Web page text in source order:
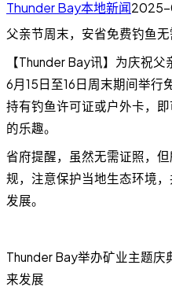
Thunder Bay本地新闻2025-
父亲节周末，安省免费钓鱼
【Thunder Bay讯】为庆祝
6月15日至16日周末期间举行
持有钓鱼许可证或户外卡，
的乐趣。
省府提醒，虽然无需证照，
规，注意保护当地生态环境
发展。
Thunder Bay举办矿业主题
来发展